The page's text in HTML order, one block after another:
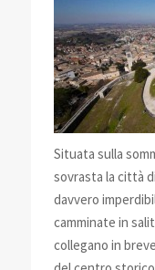
Situata sulla
sovrasta la città
davvero
camminate in
collegano in